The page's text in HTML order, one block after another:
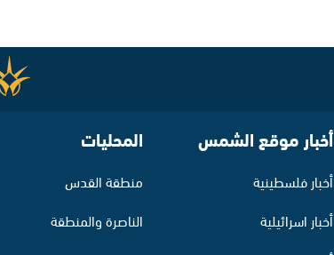
أخبار موقع الشمس
أخبار فلسطينية
أخبار اسرائيلية
المحليات
منطقة القدس
الناصرة والمنطقة